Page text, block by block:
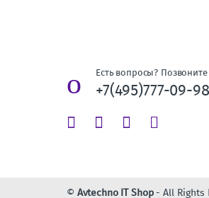
Есть вопросы?
+7(495)777-09-98
© Avtechno IT Shop- All Rights